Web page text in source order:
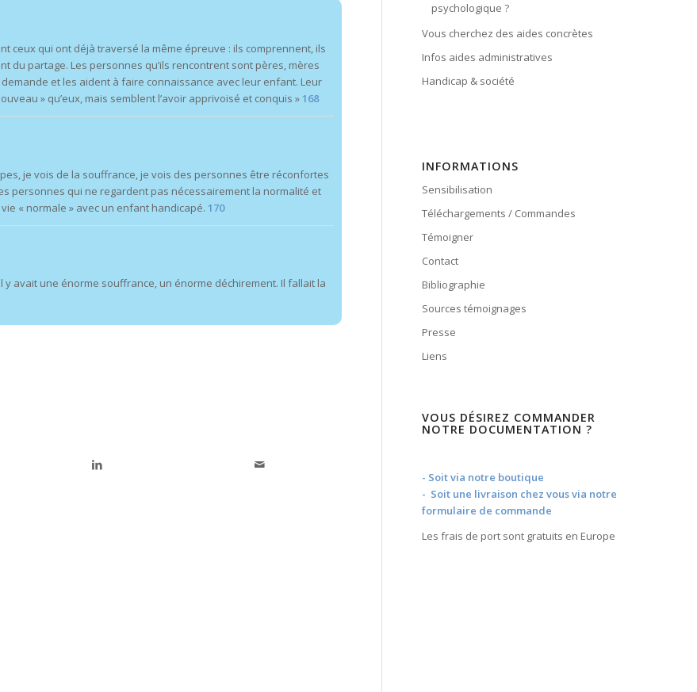
ceux qui ont déjà traversé la même épreuve : ils comprennent, ils
du partage. Les personnes qu’ils rencontrent sont pères, mères
et les aident à faire connaissance avec leur enfant. Leur
» qu’eux, mais semblent l’avoir apprivoisé et conquis » 168
je vois de la souffrance, je vois des personnes être réconfortes
personnes qui ne regardent pas nécessairement la normalité et
« normale » avec un enfant handicapé. 170
y avait une énorme souffrance, un énorme déchirement. Il fallait la
psychologique ?
Vous cherchez des aides concrètes
Infos aides administratives
Handicap & société
INFORMATIONS
Sensibilisation
Téléchargements / Commandes
Témoigner
Contact
Bibliographie
Sources témoignages
Presse
Liens
VOUS DÉSIREZ COMMANDER
NOTRE DOCUMENTATION ?
- Soit via notre boutique
- Soit une livraison chez vous via notre
formulaire de commande
Les frais de port sont gratuits en Europe